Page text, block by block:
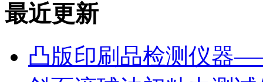
最近更新
凸版印刷品检测仪器